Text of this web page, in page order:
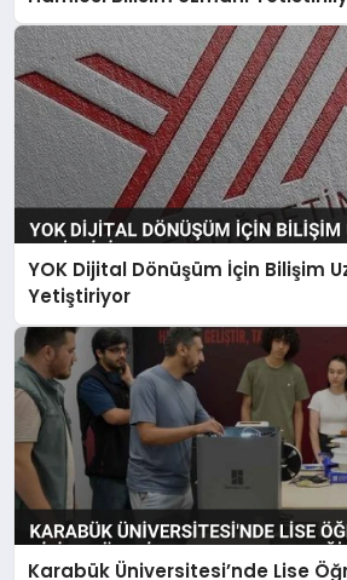
YOK Dijital Dönüşüm İçin Bilişim
Yetiştiriyor
Karabük Üniversitesi’nde Lise